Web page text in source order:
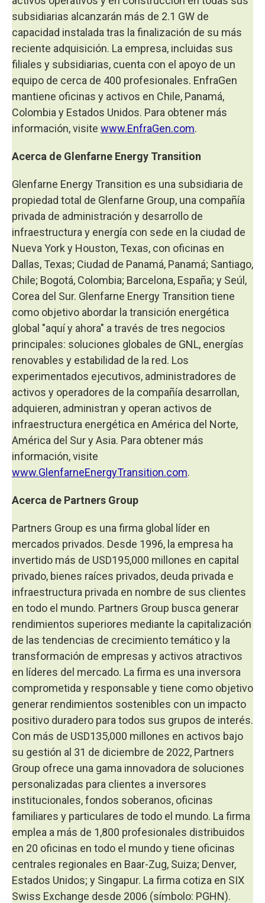
subsidiarias alcanzarán más de 2.1 GW de
capacidad instalada tras la finalización de su más
reciente adquisición. La empresa, incluidas sus
filiales y subsidiarias, cuenta con el apoyo de un
equipo de cerca de 400 profesionales. EnfraGen
mantiene oficinas y activos en Chile, Panamá,
Colombia y Estados Unidos. Para obtener más
información, visite www.EnfraGen.com.
Acerca de Glenfarne Energy Transition
Glenfarne Energy Transition es una subsidiaria de
propiedad total de Glenfarne Group, una compañía
privada de administración y desarrollo de
infraestructura y energía con sede en la ciudad de
Nueva York y Houston, Texas, con oficinas en
Dallas, Texas; Ciudad de Panamá, Panamá; Santiago,
Chile; Bogotá, Colombia; Barcelona, ​​España; y Seúl,
Corea del Sur. Glenfarne Energy Transition tiene
como objetivo abordar la transición energética
global "aquí y ahora" a través de tres negocios
principales: soluciones globales de GNL, energías
renovables y estabilidad de la red. Los
experimentados ejecutivos, administradores de
activos y operadores de la compañía desarrollan,
adquieren, administran y operan activos de
infraestructura energética en América del Norte,
América del Sur y Asia. Para obtener más
información, visite
www.GlenfarneEnergyTransition.com.
Acerca de Partners Group
Partners Group es una firma global líder en
mercados privados. Desde 1996, la empresa ha
invertido más de USD195,000 millones en capital
privado, bienes raíces privados, deuda privada e
infraestructura privada en nombre de sus clientes
en todo el mundo. Partners Group busca generar
rendimientos superiores mediante la capitalización
de las tendencias de crecimiento temático y la
transformación de empresas y activos atractivos
en líderes del mercado. La firma es una inversora
comprometida y responsable y tiene como objetivo
generar rendimientos sostenibles con un impacto
positivo duradero para todos sus grupos de interés.
Con más de USD135,000 millones en activos bajo
su gestión al 31 de diciembre de 2022, Partners
Group ofrece una gama innovadora de soluciones
personalizadas para clientes a inversores
institucionales, fondos soberanos, oficinas
familiares y particulares de todo el mundo. La firma
emplea a más de 1,800 profesionales distribuidos
en 20 oficinas en todo el mundo y tiene oficinas
centrales regionales en Baar-Zug, Suiza; Denver,
Estados Unidos; y Singapur. La firma cotiza en SIX
Swiss Exchange desde 2006 (símbolo: PGHN).